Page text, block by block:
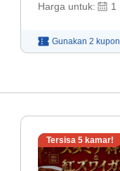
Harga untuk: 1
Gunakan 2
Tersisa 5 kamar!